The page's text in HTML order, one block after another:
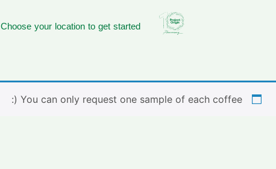
Choose your location to get started
You can only request one sample of each coffee (: